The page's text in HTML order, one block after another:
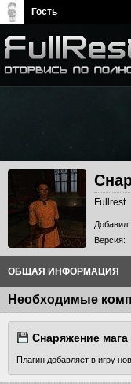
Fullrest
Добавил:
Версия:
ОБЩАЯ ИНФОРМАЦИЯ
Необходимые
Снаряжение мага
Плагин добавляет в игру
Гость